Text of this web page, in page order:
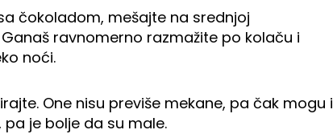
čokoladom, mešajte na srednjoj
ravnomerno razmažite po kolaču i
noći.
One nisu previše mekane, pa čak mogu i
je bolje da su male.